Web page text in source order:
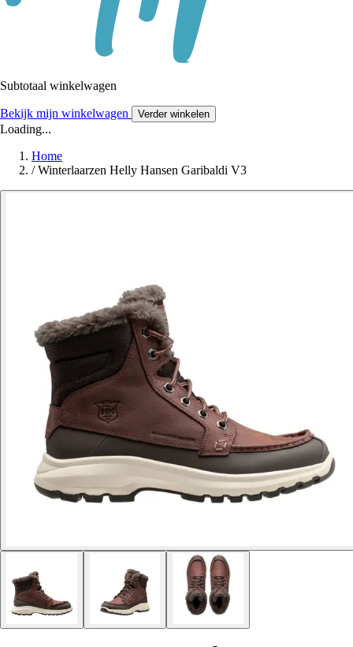
Subtotaal winkelwagen
Bekijk mijn winkelwagen Verder winkelen
Loading...
Home
/ Winterlaarzen Helly Hansen Garibaldi V3